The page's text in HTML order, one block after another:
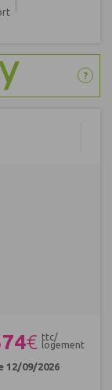
?
€ ttc/
logement
12/09/2026